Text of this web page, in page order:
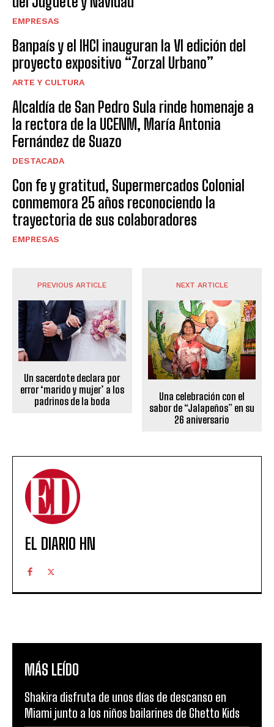
EMPRESAS
Banpaís y el IHCI inauguran la VI edición del
proyecto expositivo “Zorzal Urbano”
ARTE Y CULTURA
Alcaldía de San Pedro Sula rinde homenaje a
la rectora de la UCENM, María Antonia
Fernández de Suazo
DESTACADA
Con fe y gratitud, Supermercados Colonial
conmemora 25 años reconociendo la
trayectoria de sus colaboradores
EMPRESAS
PREVIOUS ARTICLE
Un sacerdote declara por
error ‘marido y mujer’ a los
padrinos de la boda
NEXT ARTICLE
Una celebración con el
sabor de “Jalapeños” en su
26 aniversario
EL DIARIO HN
MÁS LEÍDO
Shakira disfruta de unos días de descanso en
Miami junto a los niños bailarines de Ghetto Kids